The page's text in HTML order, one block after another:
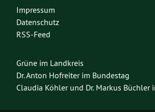
Impressum
Datenschutz
RSS-Feed
Grüne im Landkreis
Dr. Anton Hofreiter im Bundestag
Claudia Köhler und Dr. Markus Büchler